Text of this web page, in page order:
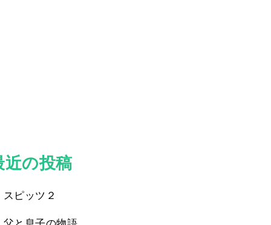
近の投稿
スピッツ２